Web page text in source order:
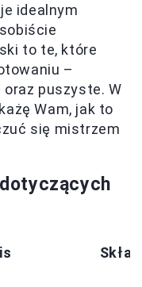
idealnym
to te, które
–
puszyste. W
Wam, jak to
się mistrzem